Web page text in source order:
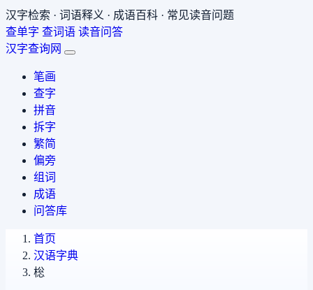
汉字检索 · 词语释义 · 成语百科 · 常见读音问题
查单字 查词语 读音问答
汉字查询网
笔画
查字
拼音
拆字
繁简
偏旁
组词
成语
问答库
首页
汉语字典
棇